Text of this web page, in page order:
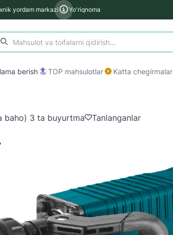
yordam markazi Yo'riqnoma
berish TOP mahsulotlar Katta chegirmalar
baho) 3 ta buyurtma Tanlanganlar